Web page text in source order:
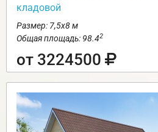
кладовой
Размер: 7,5х8 м
Общая площадь: 98.42
от 3224500